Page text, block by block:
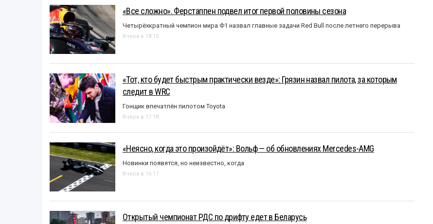
«Все сложно». Ферстаппен подвел итог первой половины сезона
Четырёхкратный чемпион мира Ф1 назвал главные задачи Red Bull после летнего перерыва
Вчера в 18:15
«Тот, кто будет быстрым практически везде»: Грязин назвал пилота, за которым
следит в WRC
Гонщик впечатлён пилотом Toyota
Вчера в 17:18
«Неясно, когда это произойдёт»: Вольф — об обновлениях Mercedes-AMG
Новинки появятся, но неизвестно, когда
Вчера в 16:17
Открытый чемпионат РДС по дрифту едет в Беларусь